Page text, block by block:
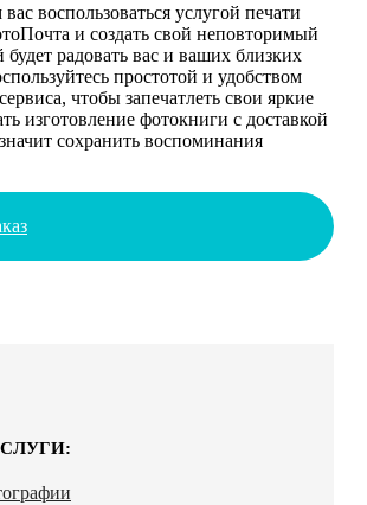
воспользоваться услугой печати
и создать свой неповторимый
радовать вас и ваших близких
простотой и удобством
чтобы запечатлеть свои яркие
изготовление фотокниги с доставкой
сохранить воспоминания